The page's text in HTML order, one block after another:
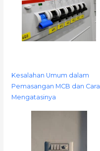
Kesalahan Umum dalam
Pemasangan MCB dan Cara
Mengatasinya